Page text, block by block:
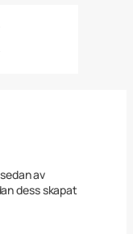
av
dess skapat